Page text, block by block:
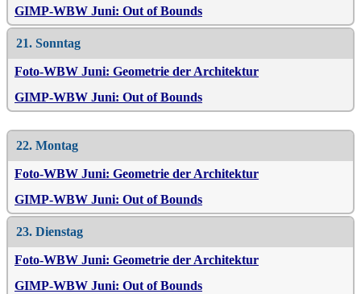
GIMP-WBW Juni: Out of Bounds
21. Sonntag
Foto-WBW Juni: Geometrie der Architektur
GIMP-WBW Juni: Out of Bounds
22. Montag
Foto-WBW Juni: Geometrie der Architektur
GIMP-WBW Juni: Out of Bounds
23. Dienstag
Foto-WBW Juni: Geometrie der Architektur
GIMP-WBW Juni: Out of Bounds